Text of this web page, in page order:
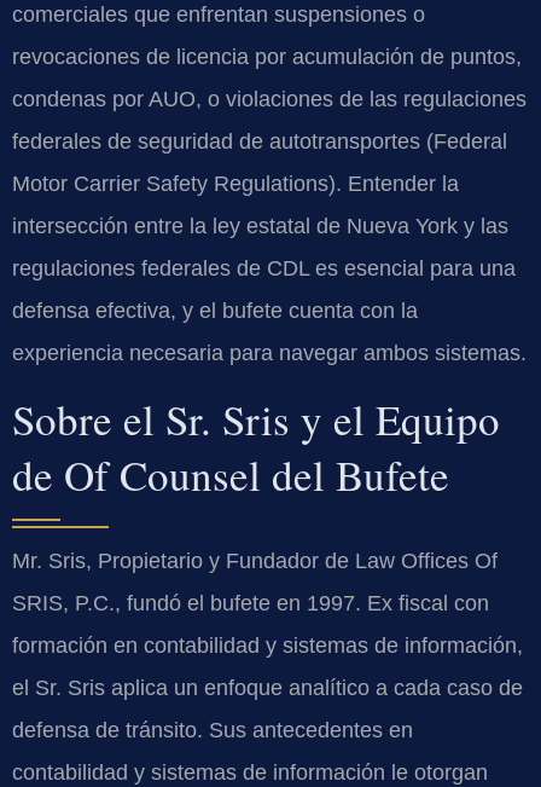
comerciales que enfrentan suspensiones o
revocaciones de licencia por acumulación de puntos,
condenas por AUO, o violaciones de las regulaciones
federales de seguridad de autotransportes (Federal
Motor Carrier Safety Regulations). Entender la
intersección entre la ley estatal de Nueva York y las
regulaciones federales de CDL es esencial para una
defensa efectiva, y el bufete cuenta con la
experiencia necesaria para navegar ambos sistemas.
Sobre el Sr. Sris y el Equipo
de Of Counsel del Bufete
Mr. Sris, Propietario y Fundador de Law Offices Of
SRIS, P.C., fundó el bufete en 1997. Ex fiscal con
formación en contabilidad y sistemas de información,
el Sr. Sris aplica un enfoque analítico a cada caso de
defensa de tránsito. Sus antecedentes en
contabilidad y sistemas de información le otorgan